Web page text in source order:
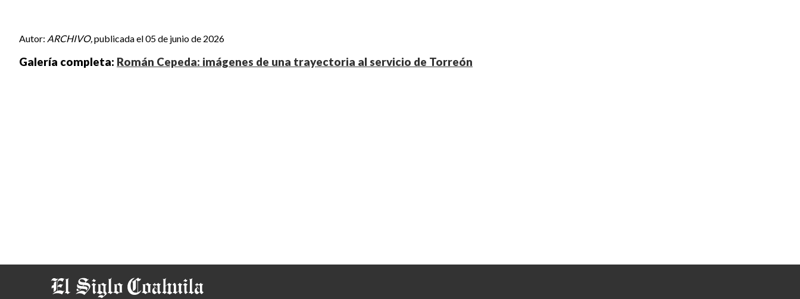
Autor: ARCHIVO,publicada el 05 de junio de 2026
Galería completa: Román Cepeda: imágenes de una trayectoria al servicio de Torreón